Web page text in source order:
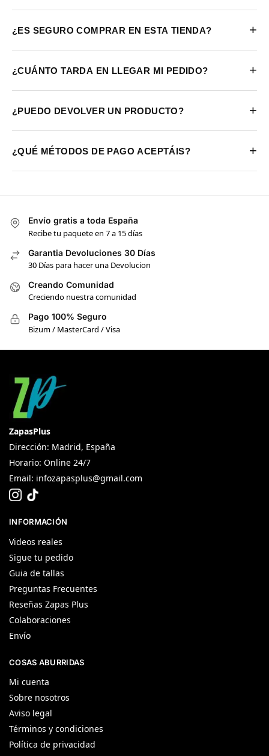
¿ES SEGURO COMPRAR EN ESTA TIENDA? +
¿CUÁNTO TARDA EN LLEGAR MI PEDIDO? +
¿PUEDO DEVOLVER UN PRODUCTO? +
¿QUÉ MÉTODOS DE PAGO ACEPTÁIS? +
Envío gratis a toda España
Recibe tu paquete en 7 a 15 días
Garantia Devoluciones 30 Días
30 Días para hacer una Devolucion
Creando Comunidad
Creciendo nuestra comunidad
Pago 100% Seguro
Bizum / MasterCard / Visa
ZapasPlus
Dirección: Madrid, España
Horario: Online 24/7
Email: infozapasplus@gmail.com
INFORMACIÓN
Videos reales
Sigue tu pedido
Guia de tallas
Preguntas Frecuentes
Reseñas Zapas Plus
Colaboraciones
Envío
COSAS ABURRIDAS
Mi cuenta
Sobre nosotros
Aviso legal
Términos y condiciones
Política de privacidad